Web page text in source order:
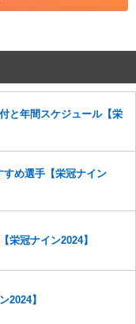
んのでご注意くだ
と年間スケジュール【栄
め選手【栄冠ナイン
栄冠ナイン2024】
2024】